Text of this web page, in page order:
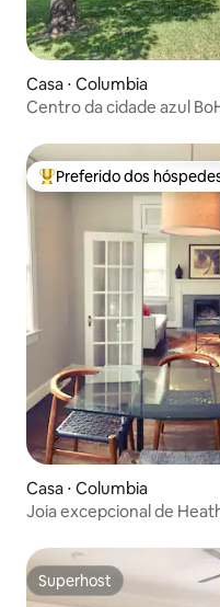
Casa ⋅ Columbia
Centro da cidade azul
Entre os melhores
Preferido dos
Casa ⋅ Columbia
Joia excepcional de
Superhost
Superhost